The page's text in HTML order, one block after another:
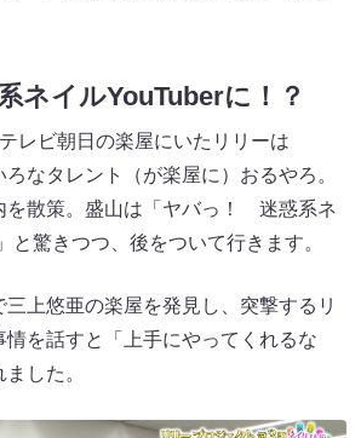
ネイルYouTuberに！？
レビ朝日の楽屋にいたリリーは
ろなタレント（が楽屋に）おるやろ。
を散策。盛山は「ヤバっ！ 迷惑系ネ
と驚きつつ、後をついて行きます。
上悠亜の楽屋を発見し、突撃するリ
情を話すと「上手にやってくれるな
した。